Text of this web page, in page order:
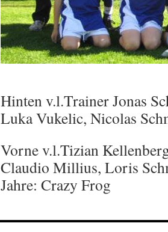
Hinten v.l.Trainer Jonas
Luka Vukelic, Nicolas
Vorne v.l.Tizian
Claudio Millius, Loris
Jahre: Crazy Frog